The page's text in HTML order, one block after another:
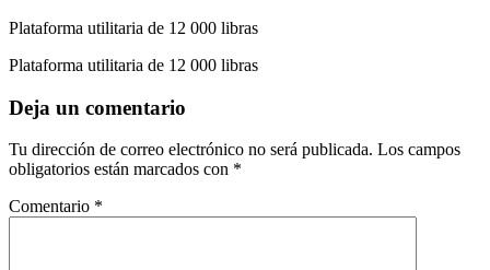
Plataforma utilitaria de 12 000 libras
Plataforma utilitaria de 12 000 libras
Deja un comentario
Tu dirección de correo electrónico no será publicada. Los campos
obligatorios están marcados con *
Comentario *